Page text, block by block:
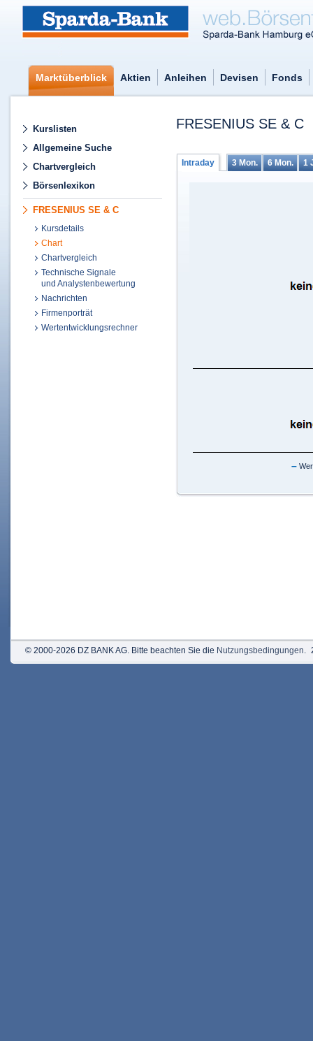
Marktüberblick Aktien Anleihen Devisen Fonds
Kurslisten
Allgemeine Suche
Chartvergleich
Börsenlexikon
FRESENIUS SE & C
Kursdetails
Chart
Chartvergleich
Technische Signale
und Analystenbewertung
Nachrichten
Firmenporträt
Wertentwicklungsrechner
FRESENIUS SE & C
Intraday 3 Mon. 6 Mon. 1
–
© 2000-2026 DZ BANK AG. Bitte beachten Sie die Nutzungsbedingungen.